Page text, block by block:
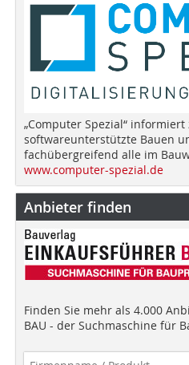
„Computer Spezial“
softwareunterstützte Bauen
fachübergreifend alle im
www.computer-spezial.de
Anbieter finden
Finden Sie mehr als 4.000
BAU - der Suchmaschine für